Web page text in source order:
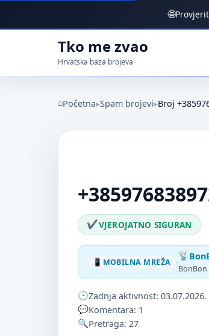
🌐
Tko me zvao
Hrvatska baza brojeva
Početna Spam brojevi Broj
VJEROJATNO SIGURAN
MOBILNA MREŽA ·
BonBon
Zadnja aktivnost: 03.07.2026.
Komentara: 1
Pretraga: 27